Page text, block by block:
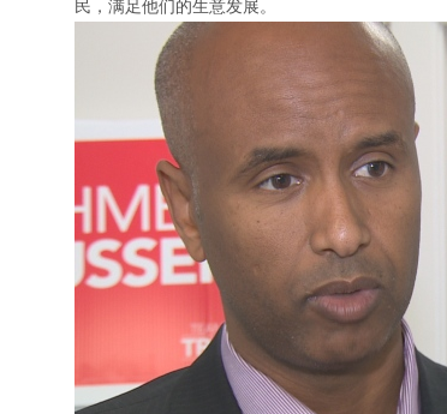
民，满足他们的生意发展。